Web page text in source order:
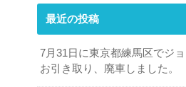
最近の投稿
7月31日に東京都練馬区でジ
お引き取り、廃車しました。